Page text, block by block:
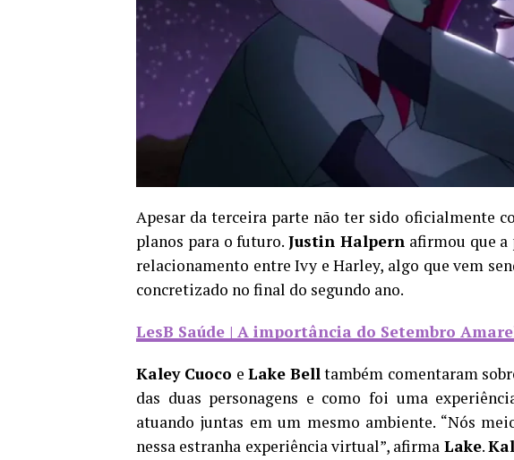
Apesar da terceira parte não ter sido oficialmente
planos para o futuro.Justin Halpernafirmou que a
relacionamento entre Ivy e Harley, algo que vem
concretizado no final do segundo ano.
LesB Saúde | A importância do Setembro
Kaley Cuoco e Lake Belltambém comentaram
das duas personagens e como foi uma
atuando juntas em um mesmo ambiente. “Nós
nessa estranha experiência virtual”, afirma Lake.